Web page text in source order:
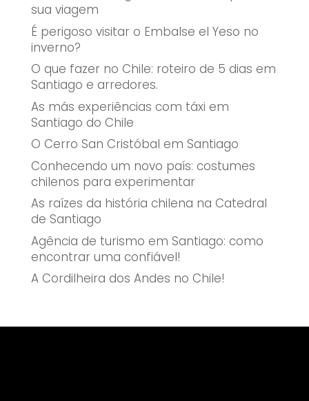
sua viagem
É perigoso visitar o Embalse el Yeso no
inverno?
O que fazer no Chile: roteiro de 5 dias em
Santiago e arredores.
As más experiências com táxi em
Santiago do Chile
O Cerro San Cristóbal em Santiago
Conhecendo um novo país: costumes
chilenos para experimentar
As raízes da história chilena na Catedral
de Santiago
Agência de turismo em Santiago: como
encontrar uma confiável!
A Cordilheira dos Andes no Chile!